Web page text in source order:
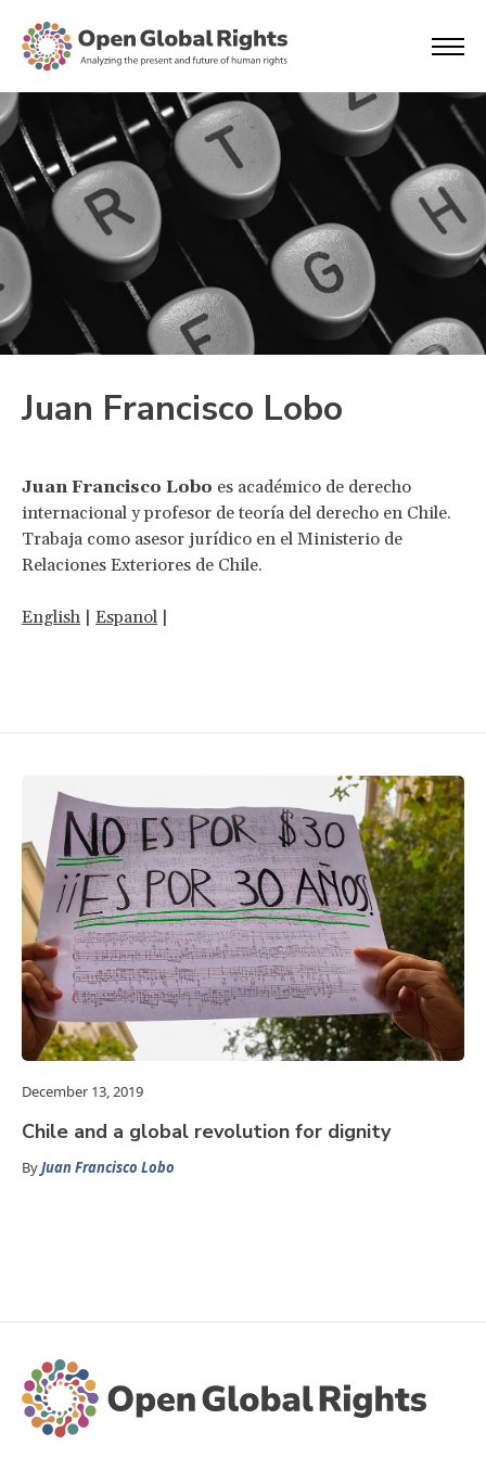
Juan Francisco Lobo
Juan Francisco Lobo es académico de derecho
internacional y profesor de teoría del derecho en Chile.
Trabaja como asesor jurídico en el Ministerio de
Relaciones Exteriores de Chile.
English | Espanol |
December 13, 2019
Chile and a global revolution for dignity
ByJuan Francisco Lobo